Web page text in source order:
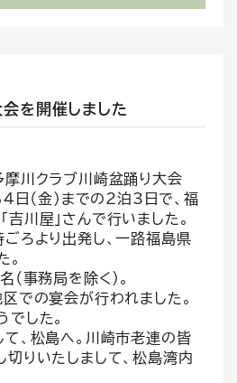
を開催しました
川クラブ川崎盆踊り大会
4日（金）までの2泊3日で、福
川屋」さんで行いました。
ろより出発し、一路福島県
。
（事務局を除く）。
での宴会が行われました。
でした。
、松島へ。川崎市老連の皆
切りいたしまして、松島湾内